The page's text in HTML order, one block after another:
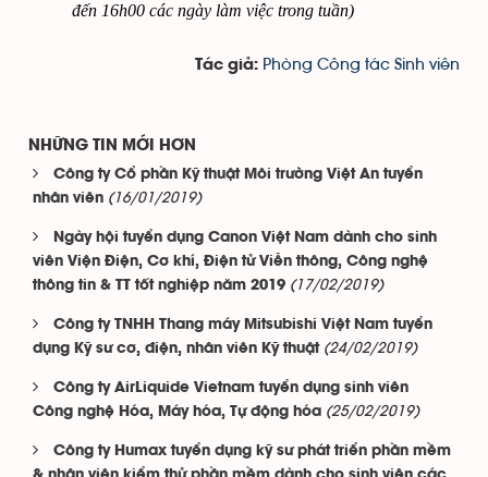
đến 16h00 các ngày làm việc trong tuần)
Tác giả: Phòng Công tác Sinh viên
NHỮNG TIN MỚI HƠN
Công ty Cổ phần Kỹ thuật Môi trường Việt An tuyển
nhân viên (16/01/2019)
Ngày hội tuyển dụng Canon Việt Nam dành cho sinh
viên Viện Điện, Cơ khí, Điện tử Viễn thông, Công nghệ
thông tin & TT tốt nghiệp năm 2019 (17/02/2019)
Công ty TNHH Thang máy Mitsubishi Việt Nam tuyển
dụng Kỹ sư cơ, điện, nhân viên Kỹ thuật (24/02/2019)
Công ty AirLiquide Vietnam tuyển dụng sinh viên
Công nghệ Hóa, Máy hóa, Tự động hóa (25/02/2019)
Công ty Humax tuyển dụng kỹ sư phát triển phần mềm